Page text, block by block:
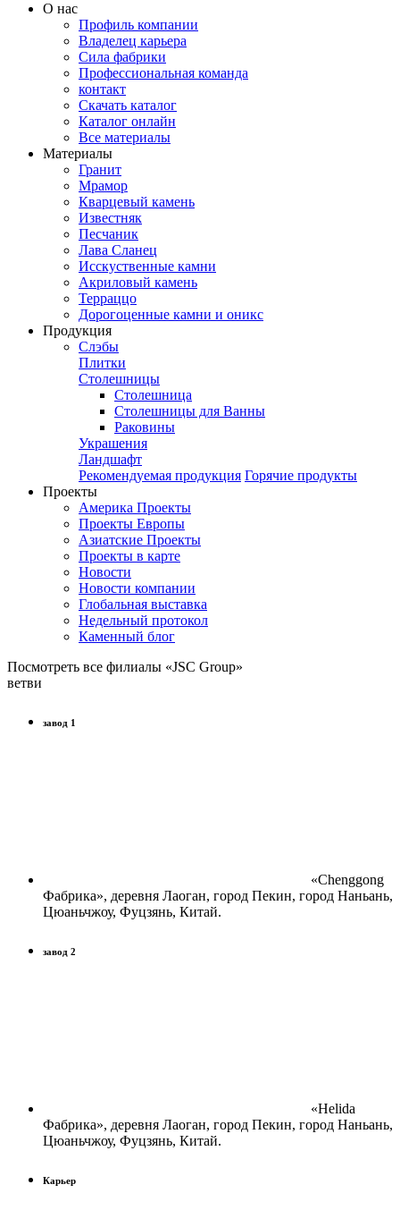
О нас
Профиль компании
Владелец карьера
Сила фабрики
Профессиональная команда
контакт
Скачать каталог
Каталог онлайн
Все материалы
Материалы
Гранит
Мрамор
Кварцевый камень
Известняк
Песчаник
Лава Сланец
Исскуственные камни
Акриловый камень
Терраццо
Дорогоценные камни и оникс
Продукция
Слэбы
Плитки
Столешницы
Столешница
Столешницы для Ванны
Раковины
Украшения
Ландшафт
Рекомендуемая продукция Горячие продукты
Проекты
Америка Проекты
Проекты Европы
Азиатские Проекты
Проекты в карте
Новости
Новости компании
Глобальная выставка
Недельный протокол
Каменный блог
Посмотреть все филиалы «JSC Group»
ветви
завод 1
«Chenggong
Фабрика», деревня Лаоган, город Пекин, город Наньань,
Цюаньчжоу, Фуцзянь, Китай.
завод 2
«Helida
Фабрика», деревня Лаоган, город Пекин, город Наньань,
Цюаньчжоу, Фуцзянь, Китай.
Карьер